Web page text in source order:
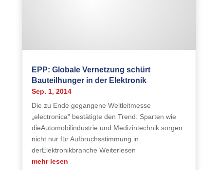
EPP: Globale Vernetzung schürt
Bauteilhunger in der Elektronik
Sep. 1, 2014
Die zu Ende gegangene Weltleitmesse
„electronica" bestätigte den Trend: Sparten wie
dieAutomobilindustrie und Medizintechnik sorgen
nicht nur für Aufbruchsstimmung in
derElektronikbranche Weiterlesen
mehr lesen